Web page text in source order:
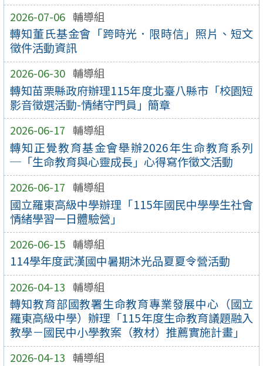
2026-07-06 輔導組
轉知董氏基金會「跨時光．限時信」照片、短文
徵件活動資訊
2026-06-30 輔導組
轉知苗栗縣政府辦理115年度北臺八縣市「校園短
影音徵選活動-情緒守門員」簡章
2026-06-17 輔導組
轉知正覺教育基金會舉辦2026年生命教育系列
─「生命教育與心靈成長」心得寫作徵文活動
2026-06-17 輔導組
國立羅東高級中學辦理「115年國民中學學生社會
情緒學習一日體驗營」
2026-06-15 輔導組
114學年度武漢國中暑期沐光品夏夏令營活動
2026-04-13 輔導組
轉知教育部國教署生命教育專業發展中心（國立
羅東高級中學）辦理「115年度生命教育議題融入
教學－國民中小學教案（教材）推薦實施計畫」
2026-04-13 輔導組